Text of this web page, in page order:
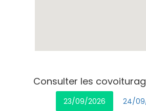
Consulter les
23/09/2026
24/